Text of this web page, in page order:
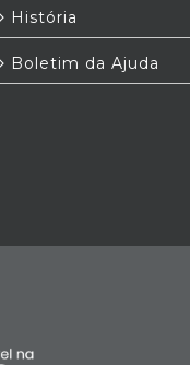
História
Boletim da Ajuda